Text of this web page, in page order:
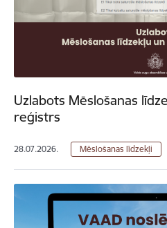
Uzlabots Mēslošanas
reģistrs
28.07.2026. Mēslošanas līdzekļi